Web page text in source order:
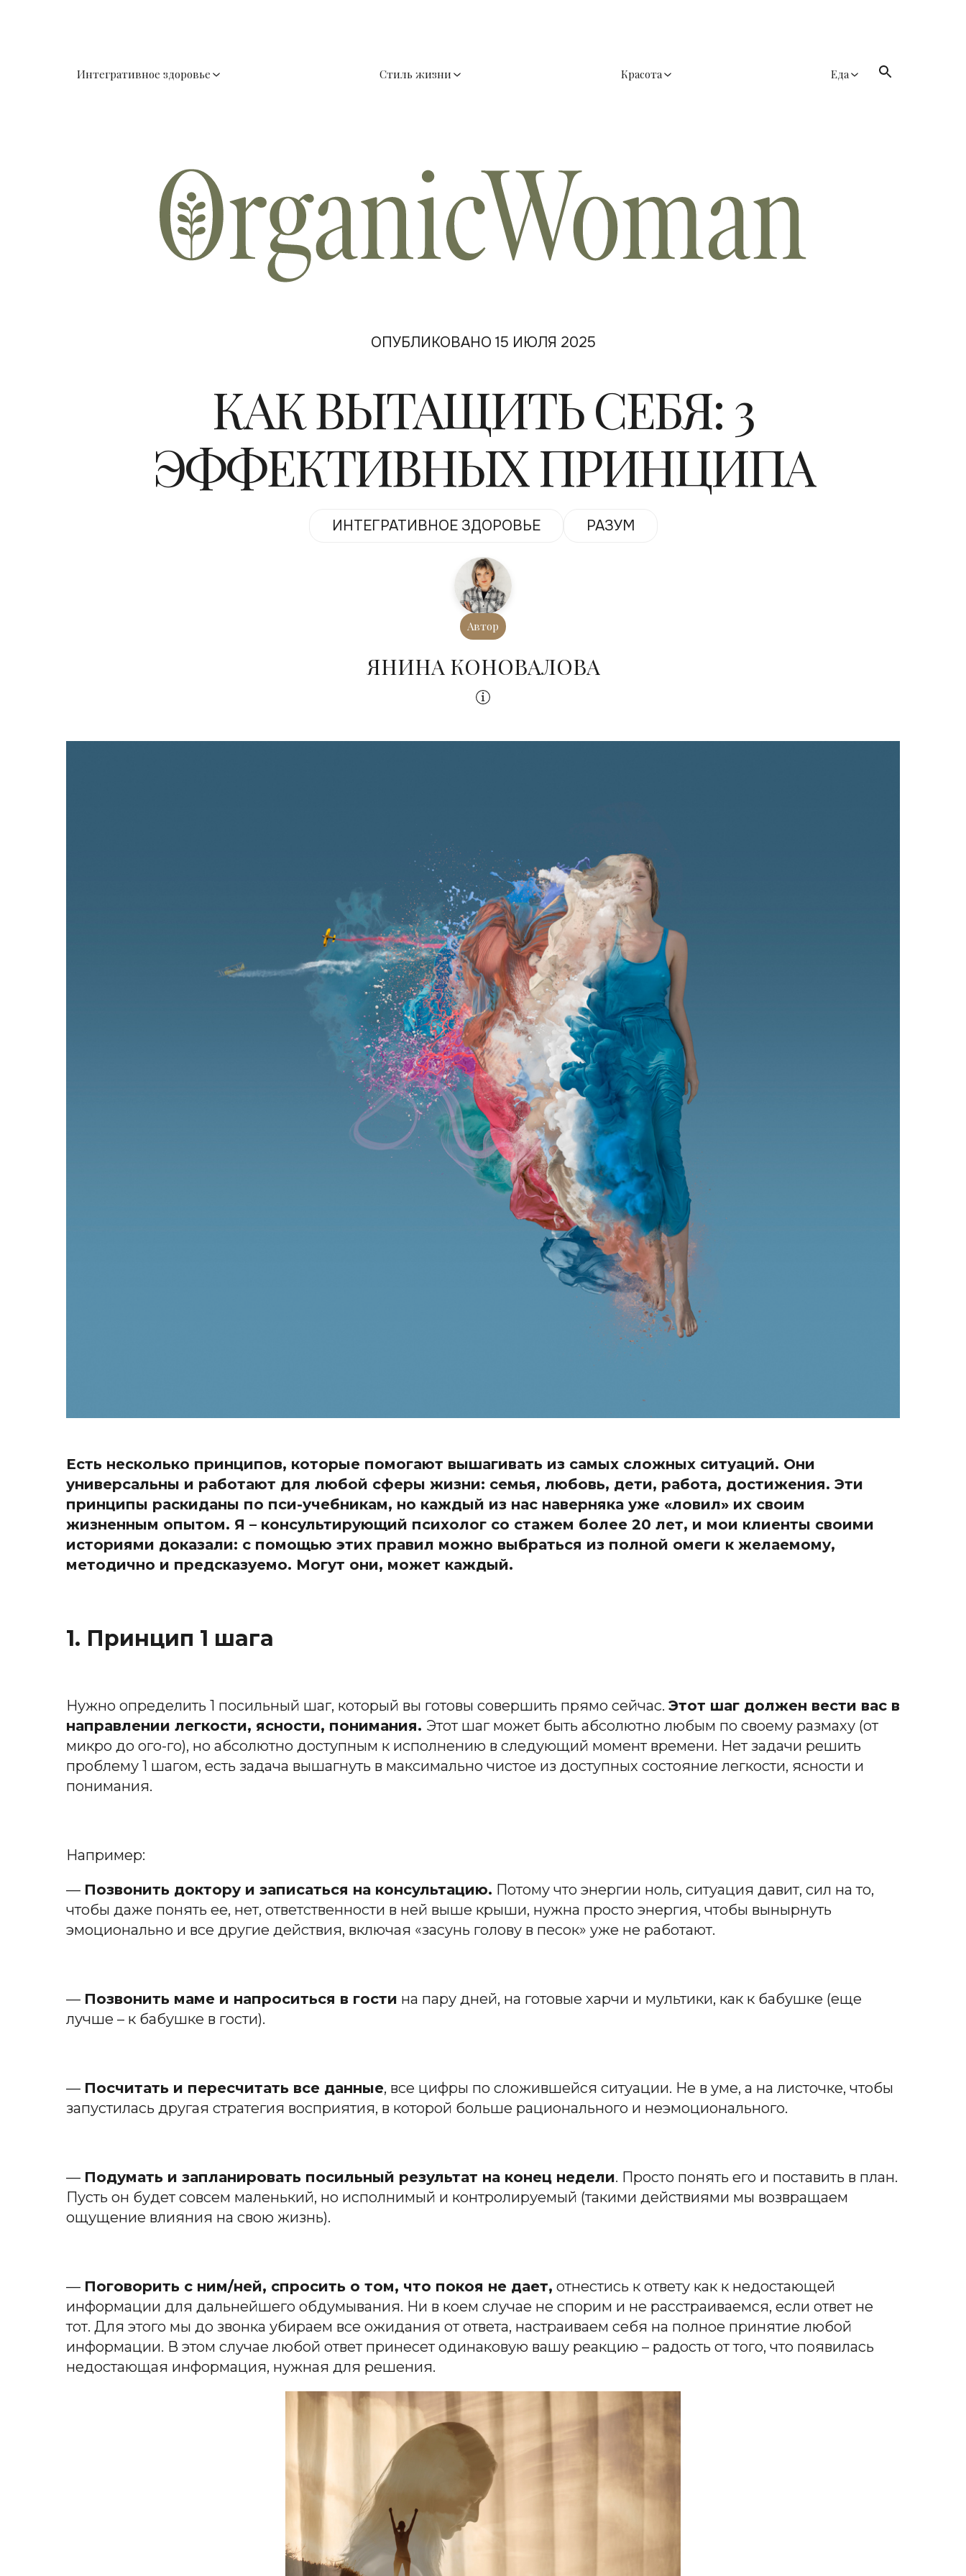
Интегративное здоровье Стиль жизни Красота Еда
ОПУБЛИКОВАНО 15 ИЮЛЯ 2025
КАК ВЫТАЩИТЬ СЕБЯ: 3
ЭФФЕКТИВНЫХ ПРИНЦИПА
ИНТЕГРАТИВНОЕ ЗДОРОВЬЕ РАЗУМ
Автор
ЯНИНА КОНОВАЛОВА
Есть несколько принципов, которые помогают вышагивать из самых сложных ситуаций. Они
универсальны и работают для любой сферы жизни: семья, любовь, дети, работа, достижения. Эти
принципы раскиданы по пси-учебникам, но каждый из нас наверняка уже «ловил» их своим
жизненным опытом. Я – консультирующий психолог со стажем более 20 лет, и мои клиенты своими
историями доказали: с помощью этих правил можно выбраться из полной омеги к желаемому,
методично и предсказуемо. Могут они, может каждый.
1. Принцип 1 шага
Нужно определить 1 посильный шаг, который вы готовы совершить прямо сейчас. Этот шаг должен вести вас в
направлении легкости, ясности, понимания. Этот шаг может быть абсолютно любым по своему размаху (от
микро до ого-го), но абсолютно доступным к исполнению в следующий момент времени. Нет задачи решить
проблему 1 шагом, есть задача вышагнуть в максимально чистое из доступных состояние легкости, ясности и
понимания.
Например:
— Позвонить доктору и записаться на консультацию. Потому что энергии ноль, ситуация давит, сил на то,
чтобы даже понять ее, нет, ответственности в ней выше крыши, нужна просто энергия, чтобы вынырнуть
эмоционально и все другие действия, включая «засунь голову в песок» уже не работают.
— Позвонить маме и напроситься в гости на пару дней, на готовые харчи и мультики, как к бабушке (еще
лучше – к бабушке в гости).
— Посчитать и пересчитать все данные, все цифры по сложившейся ситуации. Не в уме, а на листочке, чтобы
запустилась другая стратегия восприятия, в которой больше рационального и неэмоционального.
— Подумать и запланировать посильный результат на конец недели. Просто понять его и поставить в план.
Пусть он будет совсем маленький, но исполнимый и контролируемый (такими действиями мы возвращаем
ощущение влияния на свою жизнь).
— Поговорить с ним/ней, спросить о том, что покоя не дает, отнестись к ответу как к недостающей
информации для дальнейшего обдумывания. Ни в коем случае не спорим и не расстраиваемся, если ответ не
тот. Для этого мы до звонка убираем все ожидания от ответа, настраиваем себя на полное принятие любой
информации. В этом случае любой ответ принесет одинаковую вашу реакцию – радость от того, что появилась
недостающая информация, нужная для решения.